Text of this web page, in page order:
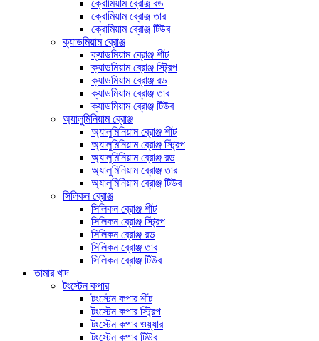
ক্রোমিয়াম ব্রোঞ্জ রড
ক্রোমিয়াম ব্রোঞ্জ তার
ক্রোমিয়াম ব্রোঞ্জ টিউব
ক্যাডমিয়াম ব্রোঞ্জ
ক্যাডমিয়াম ব্রোঞ্জ শীট
ক্যাডমিয়াম ব্রোঞ্জ স্ট্রিপ
ক্যাডমিয়াম ব্রোঞ্জ রড
ক্যাডমিয়াম ব্রোঞ্জ তার
ক্যাডমিয়াম ব্রোঞ্জ টিউব
অ্যালুমিনিয়াম ব্রোঞ্জ
অ্যালুমিনিয়াম ব্রোঞ্জ শীট
অ্যালুমিনিয়াম ব্রোঞ্জ স্ট্রিপ
অ্যালুমিনিয়াম ব্রোঞ্জ রড
অ্যালুমিনিয়াম ব্রোঞ্জ তার
অ্যালুমিনিয়াম ব্রোঞ্জ টিউব
সিলিকন ব্রোঞ্জ
সিলিকন ব্রোঞ্জ শীট
সিলিকন ব্রোঞ্জ স্ট্রিপ
সিলিকন ব্রোঞ্জ রড
সিলিকন ব্রোঞ্জ তার
সিলিকন ব্রোঞ্জ টিউব
তামার খাদ
টংস্টেন কপার
টংস্টেন কপার শীট
টংস্টেন কপার স্ট্রিপ
টংস্টেন কপার ওয়্যার
টংস্টেন কপার টিউব